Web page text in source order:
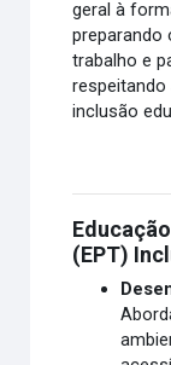
geral à
preparando
trabalho e
respeitando
inclusão
(EPT)